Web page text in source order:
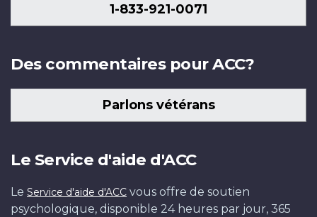
1-833-921-0071
Des commentaires pour ACC?
Parlons vétérans
Le Service d'aide d'ACC
Le Service d'aide d'ACC vous offre de soutien
psychologique, disponible 24 heures par jour, 365